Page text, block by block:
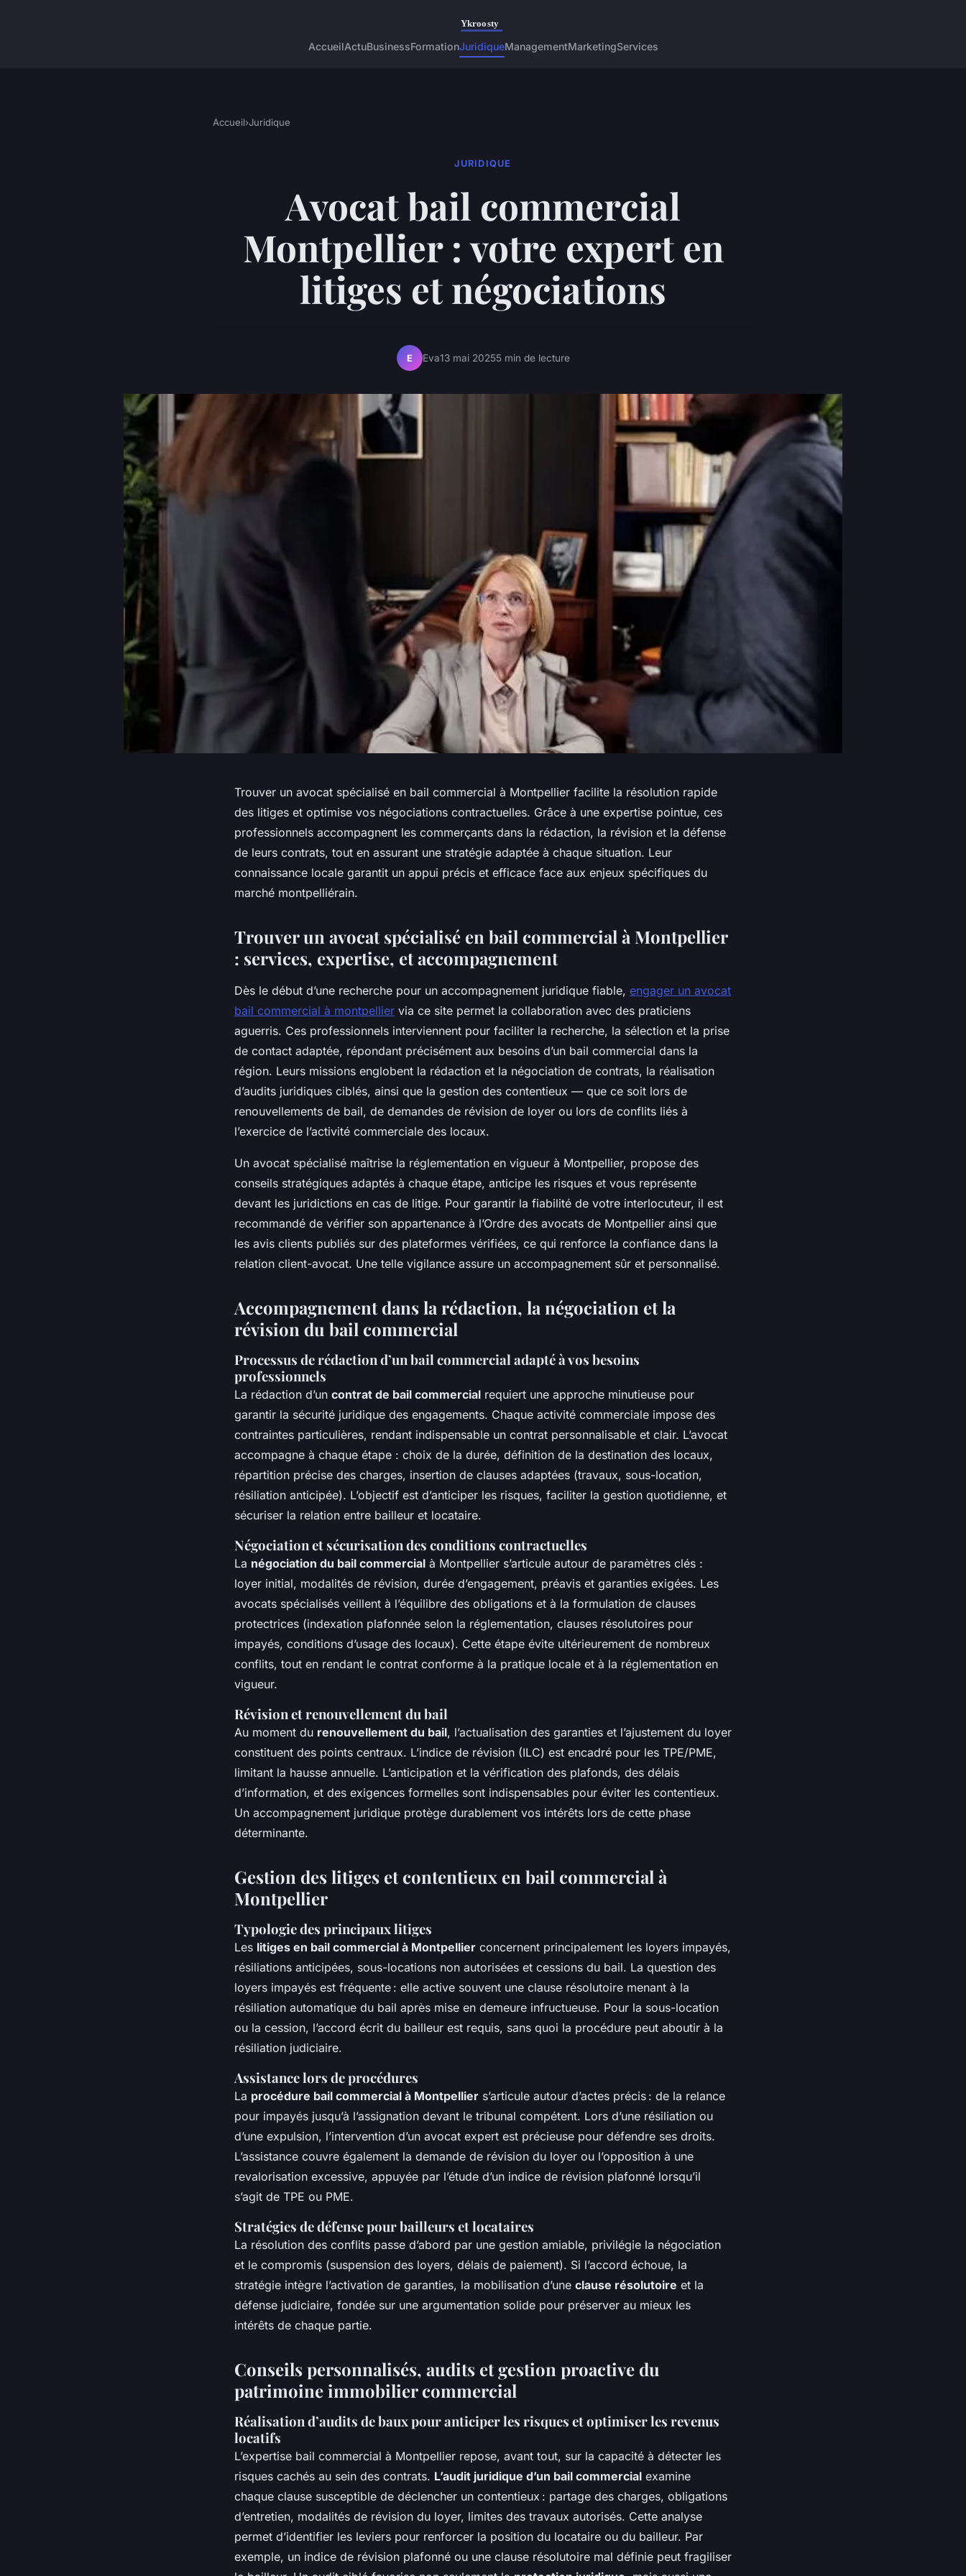
AccueilActuBusinessFormationJuridiqueManagementMarketingServices
Accueil›Juridique
JURIDIQUE
Avocat bail commercial
Montpellier : votre expert en
litiges et négociations
E Eva13 mai 20255 min de lecture
Trouver un avocat spécialisé en bail commercial à Montpellier facilite la résolution rapide
des litiges et optimise vos négociations contractuelles. Grâce à une expertise pointue, ces
professionnels accompagnent les commerçants dans la rédaction, la révision et la défense
de leurs contrats, tout en assurant une stratégie adaptée à chaque situation. Leur
connaissance locale garantit un appui précis et efficace face aux enjeux spécifiques du
marché montpelliérain.
Trouver un avocat spécialisé en bail commercial à Montpellier
: services, expertise, et accompagnement
Dès le début d’une recherche pour un accompagnement juridique fiable, engager un avocat
bail commercial à montpellier via ce site permet la collaboration avec des praticiens
aguerris. Ces professionnels interviennent pour faciliter la recherche, la sélection et la prise
de contact adaptée, répondant précisément aux besoins d’un bail commercial dans la
région. Leurs missions englobent la rédaction et la négociation de contrats, la réalisation
d’audits juridiques ciblés, ainsi que la gestion des contentieux — que ce soit lors de
renouvellements de bail, de demandes de révision de loyer ou lors de conflits liés à
l’exercice de l’activité commerciale des locaux.
Un avocat spécialisé maîtrise la réglementation en vigueur à Montpellier, propose des
conseils stratégiques adaptés à chaque étape, anticipe les risques et vous représente
devant les juridictions en cas de litige. Pour garantir la fiabilité de votre interlocuteur, il est
recommandé de vérifier son appartenance à l’Ordre des avocats de Montpellier ainsi que
les avis clients publiés sur des plateformes vérifiées, ce qui renforce la confiance dans la
relation client-avocat. Une telle vigilance assure un accompagnement sûr et personnalisé.
Accompagnement dans la rédaction, la négociation et la
révision du bail commercial
Processus de rédaction d’un bail commercial adapté à vos besoins
professionnels
La rédaction d’un contrat de bail commercial requiert une approche minutieuse pour
garantir la sécurité juridique des engagements. Chaque activité commerciale impose des
contraintes particulières, rendant indispensable un contrat personnalisable et clair. L’avocat
accompagne à chaque étape : choix de la durée, définition de la destination des locaux,
répartition précise des charges, insertion de clauses adaptées (travaux, sous-location,
résiliation anticipée). L’objectif est d’anticiper les risques, faciliter la gestion quotidienne, et
sécuriser la relation entre bailleur et locataire.
Négociation et sécurisation des conditions contractuelles
La négociation du bail commercial à Montpellier s’articule autour de paramètres clés :
loyer initial, modalités de révision, durée d’engagement, préavis et garanties exigées. Les
avocats spécialisés veillent à l’équilibre des obligations et à la formulation de clauses
protectrices (indexation plafonnée selon la réglementation, clauses résolutoires pour
impayés, conditions d’usage des locaux). Cette étape évite ultérieurement de nombreux
conflits, tout en rendant le contrat conforme à la pratique locale et à la réglementation en
vigueur.
Révision et renouvellement du bail
Au moment du renouvellement du bail, l’actualisation des garanties et l’ajustement du loyer
constituent des points centraux. L’indice de révision (ILC) est encadré pour les TPE/PME,
limitant la hausse annuelle. L’anticipation et la vérification des plafonds, des délais
d’information, et des exigences formelles sont indispensables pour éviter les contentieux.
Un accompagnement juridique protège durablement vos intérêts lors de cette phase
déterminante.
Gestion des litiges et contentieux en bail commercial à
Montpellier
Typologie des principaux litiges
Les litiges en bail commercial à Montpellier concernent principalement les loyers impayés,
résiliations anticipées, sous-locations non autorisées et cessions du bail. La question des
loyers impayés est fréquente : elle active souvent une clause résolutoire menant à la
résiliation automatique du bail après mise en demeure infructueuse. Pour la sous-location
ou la cession, l’accord écrit du bailleur est requis, sans quoi la procédure peut aboutir à la
résiliation judiciaire.
Assistance lors de procédures
La procédure bail commercial à Montpellier s’articule autour d’actes précis : de la relance
pour impayés jusqu’à l’assignation devant le tribunal compétent. Lors d’une résiliation ou
d’une expulsion, l’intervention d’un avocat expert est précieuse pour défendre ses droits.
L’assistance couvre également la demande de révision du loyer ou l’opposition à une
revalorisation excessive, appuyée par l’étude d’un indice de révision plafonné lorsqu’il
s’agit de TPE ou PME.
Stratégies de défense pour bailleurs et locataires
La résolution des conflits passe d’abord par une gestion amiable, privilégie la négociation
et le compromis (suspension des loyers, délais de paiement). Si l’accord échoue, la
stratégie intègre l’activation de garanties, la mobilisation d’une clause résolutoire et la
défense judiciaire, fondée sur une argumentation solide pour préserver au mieux les
intérêts de chaque partie.
Conseils personnalisés, audits et gestion proactive du
patrimoine immobilier commercial
Réalisation d’audits de baux pour anticiper les risques et optimiser les revenus
locatifs
L’expertise bail commercial à Montpellier repose, avant tout, sur la capacité à détecter les
risques cachés au sein des contrats. L’audit juridique d’un bail commercial examine
chaque clause susceptible de déclencher un contentieux : partage des charges, obligations
d’entretien, modalités de révision du loyer, limites des travaux autorisés. Cette analyse
permet d’identifier les leviers pour renforcer la position du locataire ou du bailleur. Par
exemple, un indice de révision plafonné ou une clause résolutoire mal définie peut fragiliser